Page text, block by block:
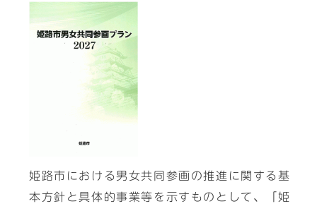
姫路市における男女共同参画の推進に関する基
本方針と具体的事業等を示すものとして、「姫